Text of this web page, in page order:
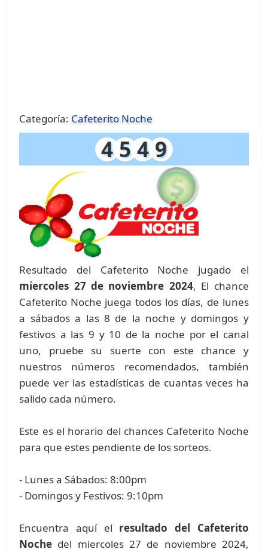
Categoría: Cafeterito Noche
4 5 4 9
Resultado del Cafeterito Noche jugado el
miercoles 27 de noviembre 2024, El chance
Cafeterito Noche juega todos los días, de lunes
a sábados a las 8 de la noche y domingos y
festivos a las 9 y 10 de la noche por el canal
uno, pruebe su suerte con este chance y
nuestros números recomendados, también
puede ver las estadísticas de cuantas veces ha
salido cada número.
Este es el horario del chances Cafeterito Noche
para que estes pendiente de los sorteos.
- Lunes a Sábados: 8:00pm
- Domingos y Festivos: 9:10pm
Encuentra aquí el resultado del Cafeterito
Noche del miercoles 27 de noviembre 2024,